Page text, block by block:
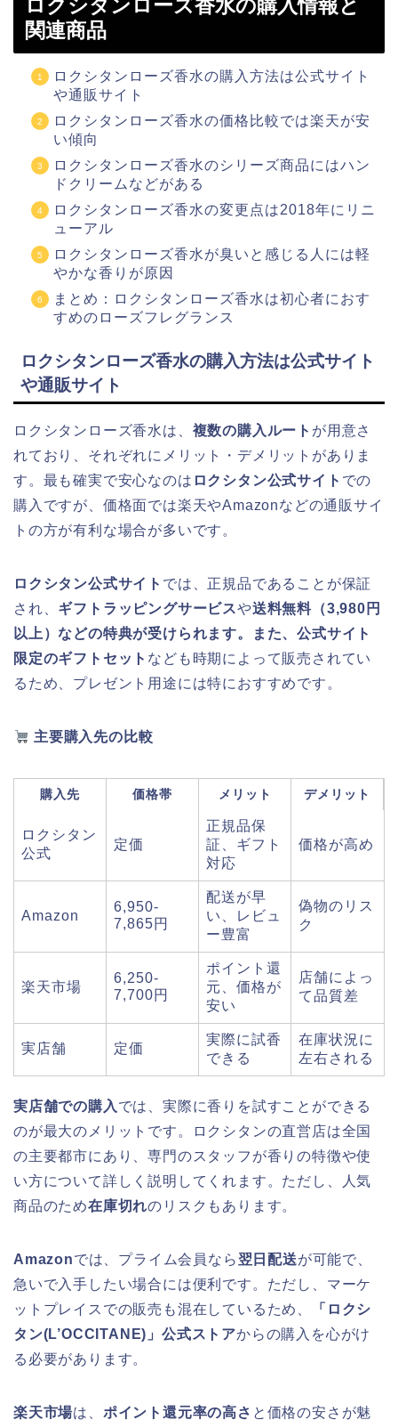
ロクシタンローズ香水の購入情報と
関連商品
ロクシタンローズ香水の購入方法は公式サイト
や通販サイト
ロクシタンローズ香水の価格比較では楽天が安
い傾向
ロクシタンローズ香水のシリーズ商品にはハン
ドクリームなどがある
ロクシタンローズ香水の変更点は2018年にリニ
ューアル
ロクシタンローズ香水が臭いと感じる人には軽
やかな香りが原因
まとめ：ロクシタンローズ香水は初心者におす
すめのローズフレグランス
ロクシタンローズ香水の購入方法は公式サイト
や通販サイト
ロクシタンローズ香水は、 複数の購入ルート が用意さ
れており、それぞれにメリット・デメリットがありま
す。最も確実で安心なのは ロクシタン公式サイト での
購入ですが、価格面では楽天やAmazonなどの通販サイ
トの方が有利な場合が多いです。
ロクシタン公式サイト では、正規品であることが保証
され、 ギフトラッピングサービスや送料無料（3,980円
以上）などの特典が受けられます。また、公式サイト
限定のギフトセット なども時期によって販売されてい
るため、プレゼント用途には特におすすめです。
主要購入先の比較
購入先 価格帯 メリット デメリット
ロクシタン
公式
定価
正規品保
証、ギフト
対応
価格が高め
Amazon
6,950-
7,865円
配送が早
い、レビュ
ー豊富
偽物のリス
ク
楽天市場
6,250-
7,700円
ポイント還
元、価格が
安い
店舗によっ
て品質差
実店舗 定価
実際に試香
できる
在庫状況に
左右される
実店舗での購入 では、実際に香りを試すことができる
のが最大のメリットです。ロクシタンの直営店は全国
の主要都市にあり、専門のスタッフが香りの特徴や使
い方について詳しく説明してくれます。ただし、人気
商品のため在庫切れのリスクもあります。
Amazonでは、プライム会員なら 翌日配送が可能で、
急いで入手したい場合には便利です。ただし、マーケ
ットプレイスでの販売も混在しているため、
「ロクシ
タン(L’OCCITANE)」公式ストアからの購入を心がけ
る必要があります。
楽天市場は、 ポイント還元率の高さ と価格の安さが魅